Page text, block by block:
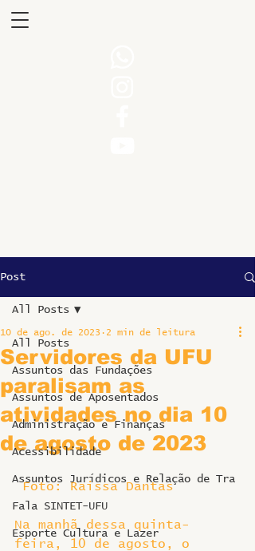
Post
All Posts
Assuntos das Fundações
Assuntos de Aposentados
Administração e Finanças
Acessibilidade
Assuntos Jurídicos e Relação de Tra
Fala SINTET-UFU
Esporte Cultura e Lazer
All Posts
Servidores da UFU
paralisam as
atividades no dia 10
de agosto de 2023
10 de ago. de 2023 2 min de leitura
Foto: Raissa Dantas
Na manhã dessa quinta-
feira, 10 de agosto, o